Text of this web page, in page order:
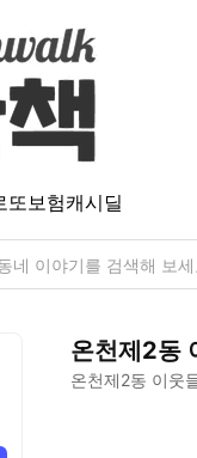
또보험캐시딜
온천제2동
온천제2동 이웃